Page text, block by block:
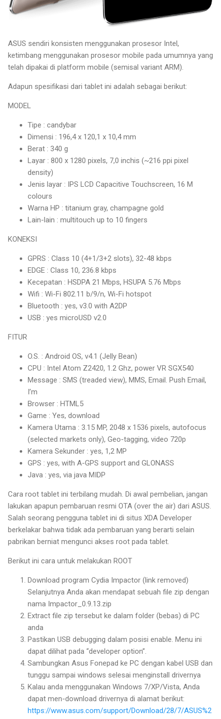
ASUS sendiri konsisten menggunakan prosesor Intel,
ketimbang menggunakan prosesor mobile pada umumnya yang
telah dipakai di platform mobile (semisal variant ARM).
Adapun spesifikasi dari tablet ini adalah sebagai berikut:
MODEL
Tipe : candybar
Dimensi : 196,4 x 120,1 x 10,4 mm
Berat : 340 g
Layar : 800 x 1280 pixels, 7,0 inchis (~216 ppi pixel
density)
Jenis layar : IPS LCD Capacitive Touchscreen, 16 M
colours
Warna HP : titanium gray, champagne gold
Lain-lain : multitouch up to 10 fingers
KONEKSI
GPRS : Class 10 (4+1/3+2 slots), 32-48 kbps
EDGE : Class 10, 236.8 kbps
Kecepatan : HSDPA 21 Mbps, HSUPA 5.76 Mbps
Wifi : Wi-Fi 802.11 b/9/n, Wi-Fi hotspot
Bluetooth : yes, v3.0 with A2DP
USB : yes microUSD v2.0
FITUR
O.S. : Android OS, v4.1 (Jelly Bean)
CPU : Intel Atom Z2420, 1.2 Ghz, power VR SGX540
Message : SMS (treaded view), MMS, Email. Push Email,
I’m
Browser : HTML5
Game : Yes, download
Kamera Utama : 3.15 MP, 2048 x 1536 pixels, autofocus
(selected markets only), Geo-tagging, video 720p
Kamera Sekunder : yes, 1,2 MP
GPS : yes, with A-GPS support and GLONASS
Java : yes, via java MIDP
Cara root tablet ini terbilang mudah. Di awal pembelian, jangan
lakukan apapun pembaruan resmi OTA (over the air) dari ASUS.
Salah seorang pengguna tablet ini di situs XDA Developer
berkelakar bahwa tidak ada pembaruan yang berarti selain
pabrikan berniat mengunci akses root pada tablet.
Berikut ini cara untuk melakukan ROOT
Download program Cydia Impactor (link removed)
Selanjutnya Anda akan mendapat sebuah file zip dengan
nama Impactor_0.9.13.zip
Extract file zip tersebut ke dalam folder (bebas) di PC
anda
Pastikan USB debugging dalam posisi enable. Menu ini
dapat dilihat pada “developer option”.
Sambungkan Asus Fonepad ke PC dengan kabel USB dan
tunggu sampai windows selesai menginstall drivernya
Kalau anda menggunakan Windows 7/XP/Vista, Anda
dapat men-download drivernya di alamat berikut:
https://www.asus.com/support/Download/28/7/ASUS%2